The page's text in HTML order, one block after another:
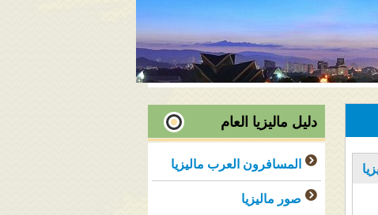
دليل ماليزيا العام
المسافرون العرب ماليزيا
صور ماليزيا